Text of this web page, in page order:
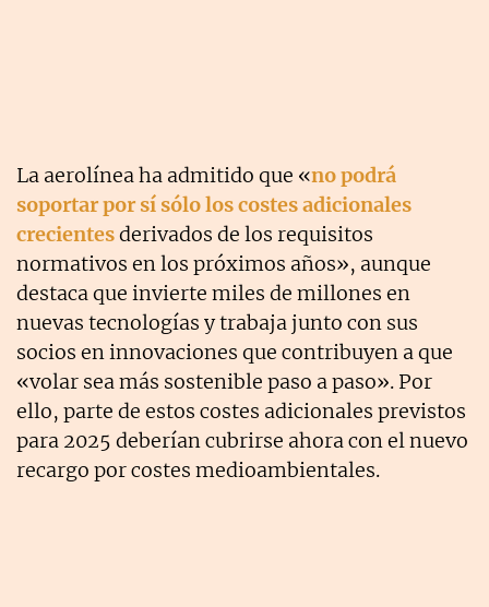
La aerolínea ha admitido que «no podrá
soportar por sí sólo los costes adicionales
crecientesderivados de los requisitos
normativos en los próximos años», aunque
destaca que invierte miles de millones en
nuevas tecnologías y trabaja junto con sus
socios en innovaciones que contribuyen a que
«volar sea más sostenible paso a paso». Por
ello, parte de estos costes adicionales previstos
para 2025 deberían cubrirse ahora con el nuevo
recargo por costes medioambientales.